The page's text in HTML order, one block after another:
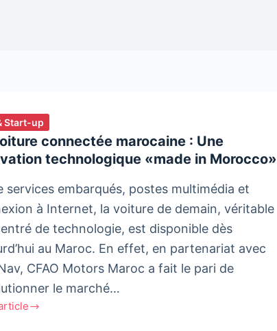
Start-up
connectée marocaine : Une
technologique «made in Morocco»
services embarqués, postes multimédia et
à Internet, la voiture de demain, véritable
de technologie, est disponible dès
au Maroc. En effet, en partenariat avec
CFAO Motors Maroc a fait le pari de
le marché…